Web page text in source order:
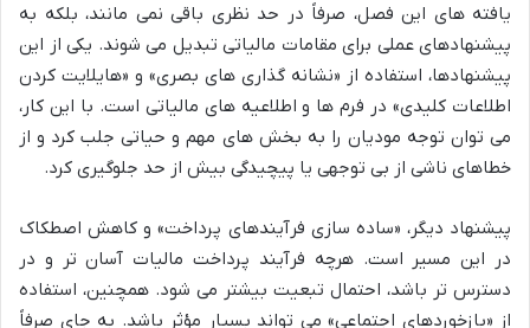
یافته های این فصل، صرفاً در حد نظری باقی نمی مانند، بلکه به
پیشنهادهای عملی برای مقامات مالیاتی تبدیل می شوند. یکی از این
پیشنهادها، استفاده از «نشانه گذاری های بصری» و «هایلایت کردن
اطلاعات کلیدی» در فرم ها و اطلاعیه های مالیاتی است. با این کار،
می توان توجه مودیان را به بخش های مهم و حیاتی جلب کرد و از
خطاهای ناشی از بی توجهی یا پیچیدگی بیش از حد جلوگیری کرد.
پیشنهاد دیگر، «ساده سازی فرآیندهای پرداخت» و کاهش اصطکاک
در این مسیر است. هرچه فرآیند پرداخت مالیات آسان تر و در
دسترس تر باشد، احتمال تبعیت بیشتر می شود. همچنین، استفاده
از «بازخوردهای اجتماعی» می تواند بسیار مؤثر باشد. به جای صرفاً